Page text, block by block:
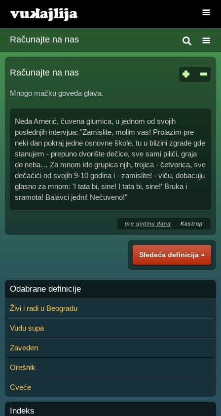
Računajte na nas
Računajte na nas
Mnogo mačku goveđa glava.
Neda Arnerić, čuvena glumica, u jednom od svojih
poslednjih intervjua: "Zamislite, molim vas! Prolazim pre
neki dan pokraj jedne osnovne škole, tu u blizini zgrade gde
stanujem - prepuno dvorište dečice, sve sami pilići, graja
do neba… Za mnom ide grupica njih, trojica - četvorica, sve
dečaćići od svojih 9-10 godina i - zamislite! - viču, dobacuju
glasno za mnom: 'I tata bi, sine! I tata bi, sine!' Bruka i
sramota! Balavci jedni! Nečuveno!"
pre godinu dana Kastrop
Sledeća definicija »
Odabrane definicije
Živi i radi u Beogradu
Vudu supa
Zaveden
Orešnik
Cveće
Indeks